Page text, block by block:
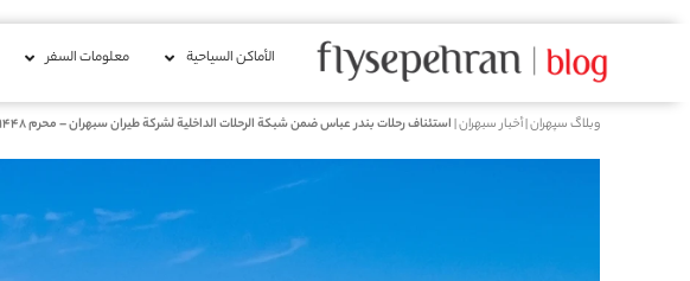
الأماكن السياحية معلومات السفر
وبلاگ سپهران|أخبار سبهران|استئناف رحلات بندر عباس ضمن شبكة الرحلات الداخلية لشركة طيران سبهران – محرم 1448